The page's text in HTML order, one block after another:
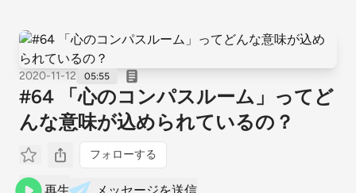
2020-11-12 05:55
#64 「心のコンパスルーム」ってど
んな意味が込められているの？
フォローする